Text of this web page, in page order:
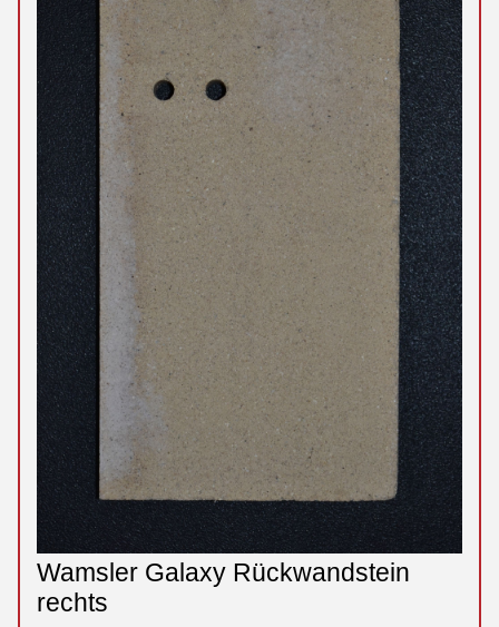
Wamsler Galaxy Rückwandstein
rechts